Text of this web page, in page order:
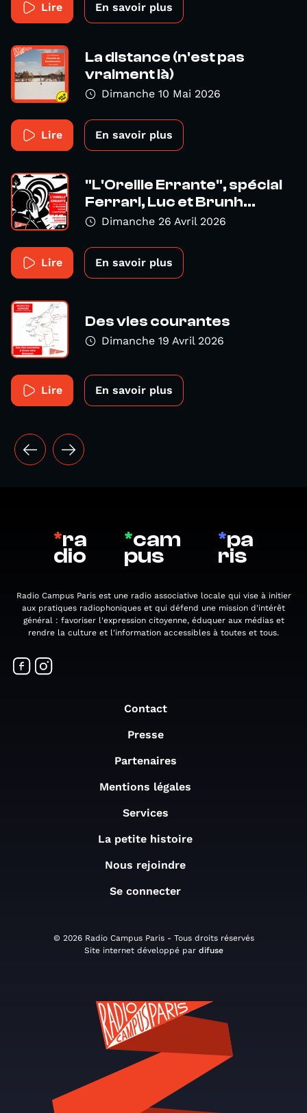
Lire En savoir plus
La distance (n'est pas
vraiment là)
Dimanche 10 Mai 2026
Lire En savoir plus
"L'Oreille Errante", spécial
Ferrari, Luc et Brunh...
Dimanche 26 Avril 2026
Lire En savoir plus
Des vies courantes
Dimanche 19 Avril 2026
Lire En savoir plus
*ra
dio
*cam
pus
*pa
ris
Radio Campus Paris est une radio associative locale qui vise à initier
aux pratiques radiophoniques et qui défend une mission d'intérêt
général : favoriser l'expression citoyenne, éduquer aux médias et
rendre la culture et l'information accessibles à toutes et tous.
Contact
Presse
Partenaires
Mentions légales
Services
La petite histoire
Nous rejoindre
Se connecter
© 2026 Radio Campus Paris - Tous droits réservés
Site internet développé par difuse